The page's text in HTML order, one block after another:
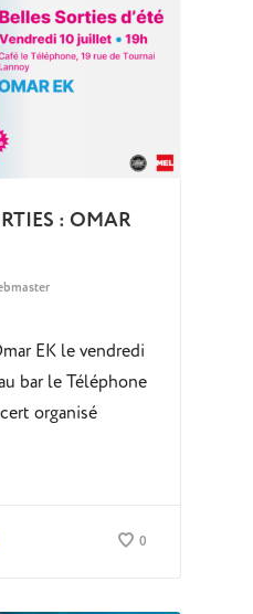
: OMAR
EK le vendredi
bar le Téléphone
organisé
0